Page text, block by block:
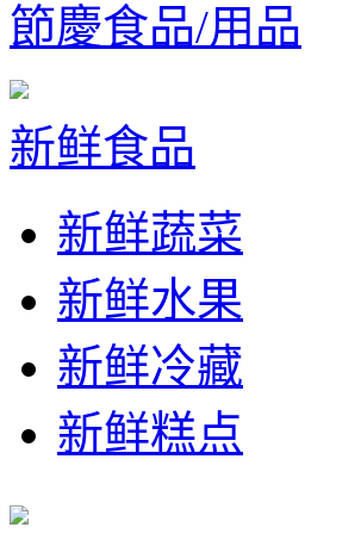
節慶食品/用品
新鲜食品
新鲜蔬菜
新鲜水果
新鲜冷藏
新鲜糕点